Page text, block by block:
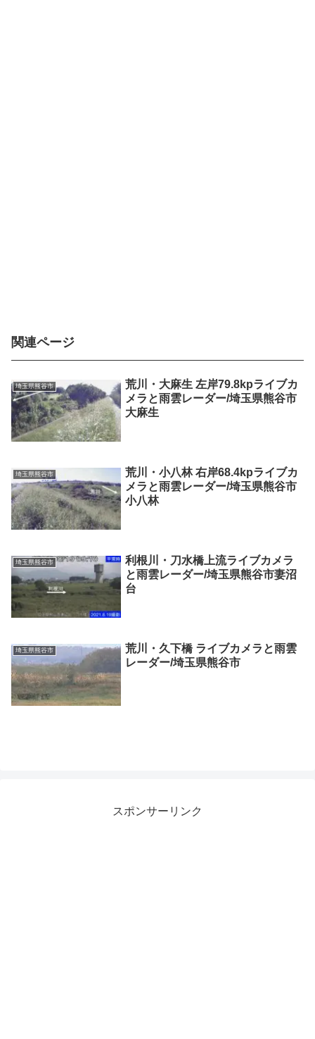
関連ページ
埼玉県熊谷市
荒川・大麻生 左岸79.8kpライブカ
メラと雨雲レーダー/埼玉県熊谷市
大麻生
埼玉県熊谷市
荒川・小八林 右岸68.4kpライブカ
メラと雨雲レーダー/埼玉県熊谷市
小八林
埼玉県熊谷市
利根川・刀水橋上流ライブカメラ
と雨雲レーダー/埼玉県熊谷市妻沼
台
埼玉県熊谷市
荒川・久下橋 ライブカメラと雨雲
レーダー/埼玉県熊谷市
スポンサーリンク